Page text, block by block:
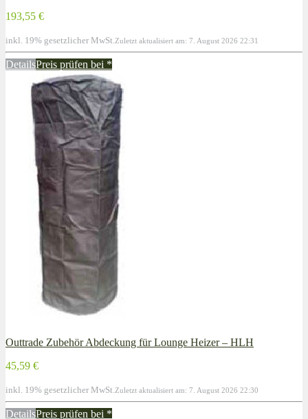
193,55 €
inkl. 19% gesetzlicher MwSt. Zuletzt aktualisiert am: 7. August 2026 22:31
DetailsPreis prüfen bei *
Outtrade Zubehör Abdeckung für Lounge Heizer – HLH
45,59 €
inkl. 19% gesetzlicher MwSt. Zuletzt aktualisiert am: 7. August 2026 22:30
DetailsPreis prüfen bei *